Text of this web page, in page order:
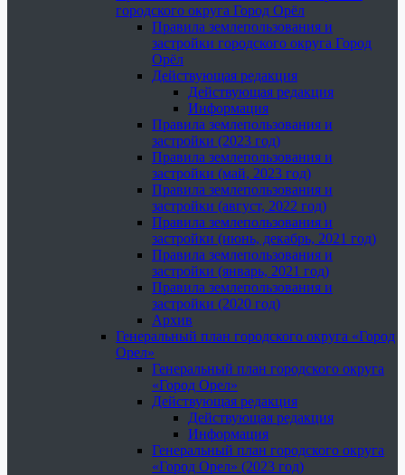
городского округа Город Орёл
Правила землепользования и
застройки городского округа Город
Орёл
Действующая редакция
Действующая редакция
Информация
Правила землепользования и
застройки (2023 год)
Правила землепользования и
застройки (май, 2023 год)
Правила землепользования и
застройки (август, 2022 год)
Правила землепользования и
застройки (июнь, декабрь, 2021 год)
Правила землепользования и
застройки (январь, 2021 год)
Правила землепользования и
застройки (2020 год)
Архив
Генеральный план городского округа «Город
Орел»
Генеральный план городского округа
«Город Орел»
Действующая редакция
Действующая редакция
Информация
Генеральный план городского округа
«Город Орел» (2023 год)